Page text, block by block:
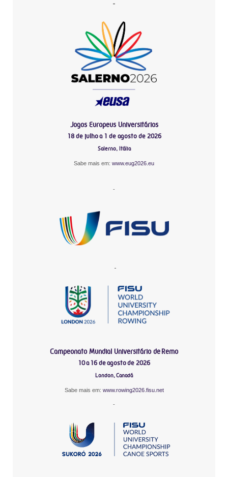
-
Jogos Europeus Universitários
18 de julho a 1 de agosto de 2026
Salerno, Itália
Sabe mais em: www.eug2026.eu
-
-
Campeonato Mundial Universitário de Remo
10 a 16 de agosto de 2026
London, Canadá
Sabe mais em: www.rowing2026.fisu.net
-